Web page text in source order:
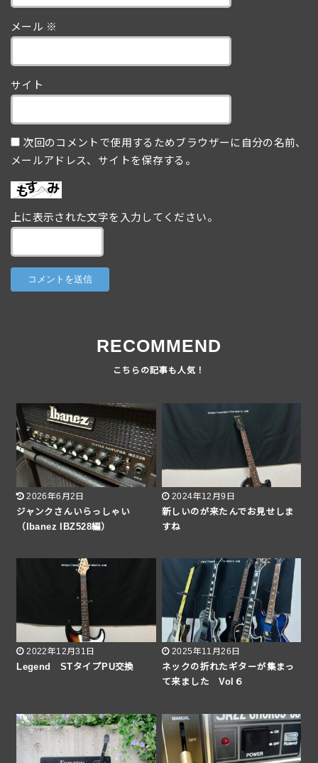
メール ※
サイト
次回のコメントで使用するためブラウザーに自分の名前、
メールアドレス、サイトを保存する。
上に表示された文字を入力してください。
RECOMMEND
2026年6月2日
ジャンクさんいらっしゃい
（Ibanez IBZ528編）
2024年12月9日
新しいのが来たんでお見せしま
すね
2022年12月31日
Legend STタイプPU交換
2025年11月26日
ネックの折れたギターが集まっ
て来ました Vol６